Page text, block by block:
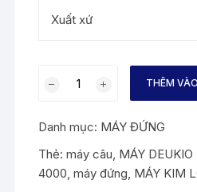
Xuất xứ
KIM
LOẠI
DEUKIO
THÊM
Danh mục: MÁY ĐỨNG
Thẻ:máy câu, MÁY
4000,máy đứng, MÁY KIM